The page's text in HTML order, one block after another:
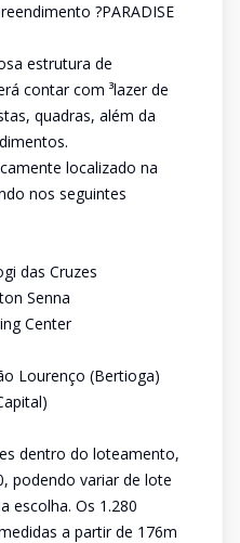
?PARADISE
estrutura de
contar com ³lazer de
quadras, além da
localizado na
nos seguintes
das Cruzes
Senna
Center
Lourenço (Bertioga)
dentro do loteamento,
podendo variar de lote
escolha. Os 1.280
a partir de 176m